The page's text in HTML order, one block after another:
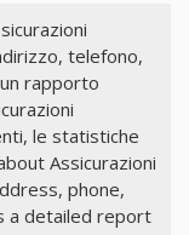
telefono,
rapporto
le statistiche
Assicurazioni
phone,
a detailed report